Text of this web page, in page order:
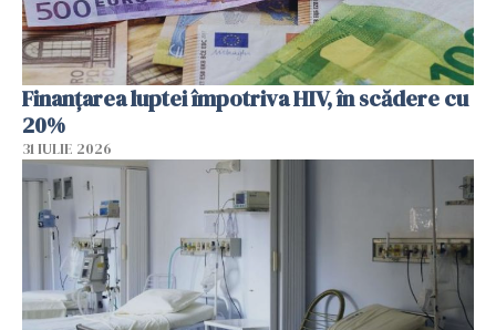
Finanțarea luptei împotriva HIV, în scădere cu
20%
31 IULIE 2026